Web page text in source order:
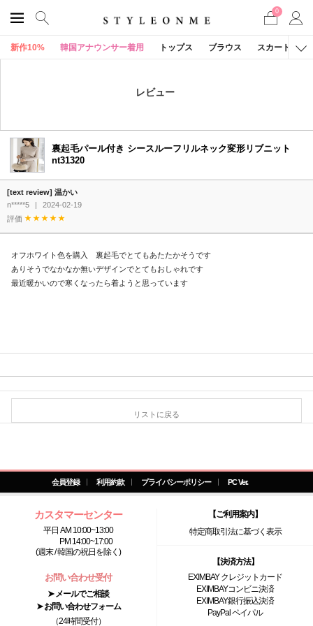
0
新作10% 韓国アナウンサー着用 トップス ブラウス スカート
レビュー
裏起毛パール付き シースルーフリルネック変形リブニット
nt31320
[text review] 温かい
n*****5
|
2024-02-19
評価
オフホワイト色を購入 裏起毛でとてもあたたかそうです
ありそうでなかなか無いデザインでとてもおしゃれです
最近暖かいので寒くなったら着ようと思っています
リストに戻る
会員登録 利用約款 プライバシーポリシー PC Ver.
カスタマーセンター
平日 AM 10:00~13:00
PM 14:00~17:00
(週末 / 韓国の祝日を除く)
お問い合わせ受付
➤ メールでご相談
➤ お問い合わせフォーム
（24時間受付）
【ご利用案内】
特定商取引法に基づく表示
【決済方法】
EXIMBAY クレジットカード
EXIMBAYコンビニ決済
EXIMBAY銀行振込決済
PayPal ペイパル